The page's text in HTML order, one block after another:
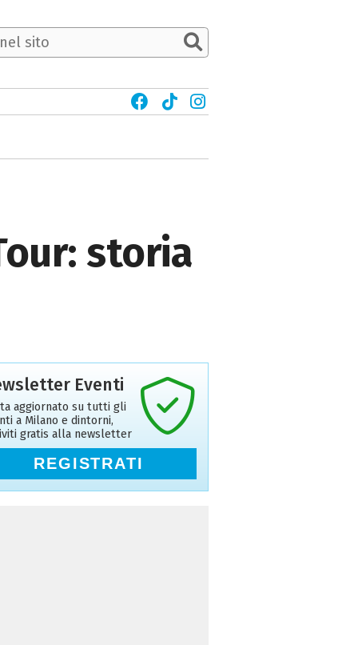
storia
Eventi
aggiornato su tutti gli
a Milano e dintorni,
gratis alla newsletter
REGISTRATI